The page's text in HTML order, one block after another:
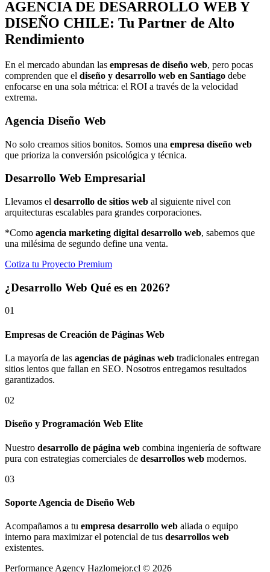
AGENCIA DE DESARROLLO WEB Y
DISEÑO CHILE: Tu Partner de Alto
Rendimiento
En el mercado abundan las empresas de diseño web, pero pocas
comprenden que el diseño y desarrollo web en Santiago debe
enfocarse en una sola métrica: el ROI a través de la velocidad
extrema.
Agencia Diseño Web
No solo creamos sitios bonitos. Somos una empresa diseño web
que prioriza la conversión psicológica y técnica.
Desarrollo Web Empresarial
Llevamos el desarrollo de sitios web al siguiente nivel con
arquitecturas escalables para grandes corporaciones.
*Como agencia marketing digital desarrollo web, sabemos que
una milésima de segundo define una venta.
Cotiza tu Proyecto Premium
¿Desarrollo Web Qué es en 2026?
01
Empresas de Creación de Páginas Web
La mayoría de las agencias de páginas web tradicionales entregan
sitios lentos que fallan en SEO. Nosotros entregamos resultados
garantizados.
02
Diseño y Programación Web Elite
Nuestro desarrollo de página web combina ingeniería de software
pura con estrategias comerciales de desarrollos web modernos.
03
Soporte Agencia de Diseño Web
Acompañamos a tu empresa desarrollo web aliada o equipo
interno para maximizar el potencial de tus desarrollos web
existentes.
Performance Agency Hazlomejor.cl © 2026